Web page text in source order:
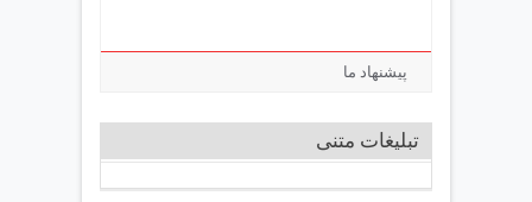
پیشنهاد ما
تبلیغات متنی